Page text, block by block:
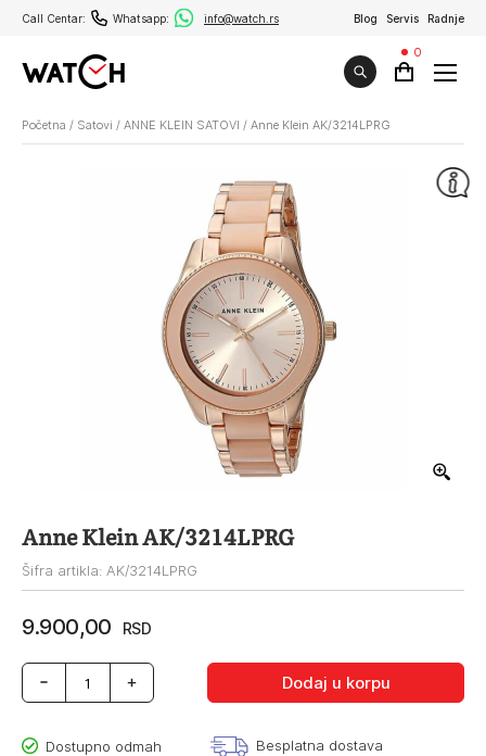
Call Centar: Whatsapp: info@watch.rs Blog Servis Radnje
0
Početna / Satovi / ANNE KLEIN SATOVI / Anne Klein AK/3214LPRG
Anne Klein AK/3214LPRG
Šifra artikla: AK/3214LPRG
9.900,00 RSD
Anne
Klein
količina
Dodaj u korpu
Dostupno odmah Besplatna dostava